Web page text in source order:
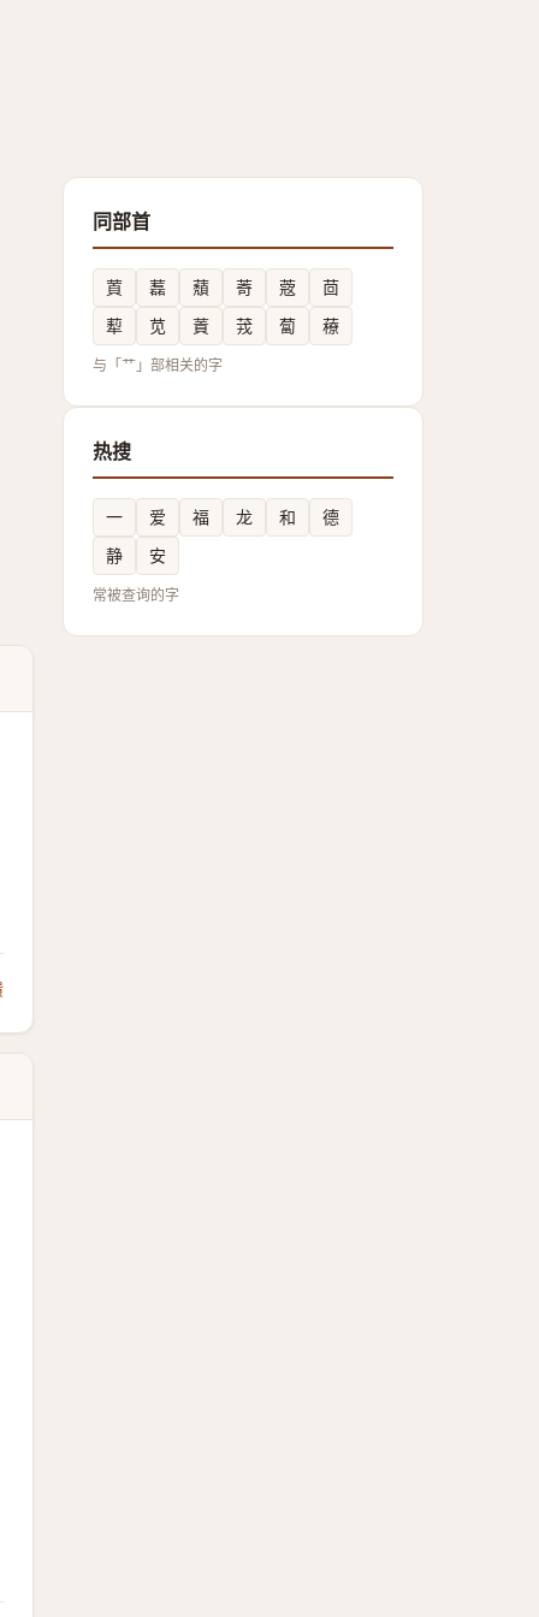
同部首
鿓 藞 蘈 䓫 蔲
茴
䔣
苋 䔈 茙 蔔 䕩
与「艹」部相关的字
热搜
一 爱 福 龙 和
德
静
安
常被查询的字